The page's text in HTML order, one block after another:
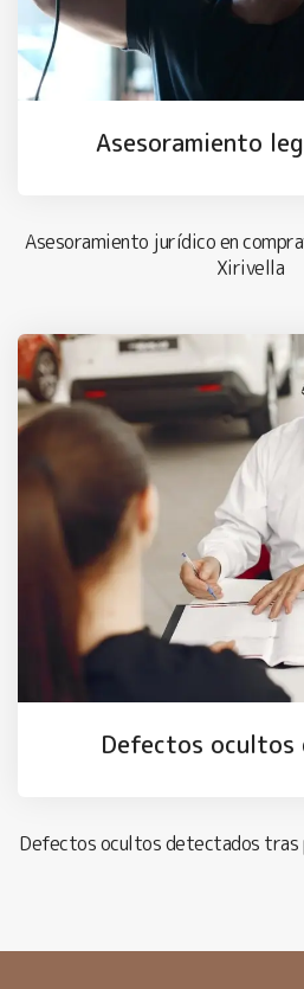
Asesoramiento
Asesoramiento jurídico en
Xirivella
Defectos ocultos
Defectos ocultos detectados